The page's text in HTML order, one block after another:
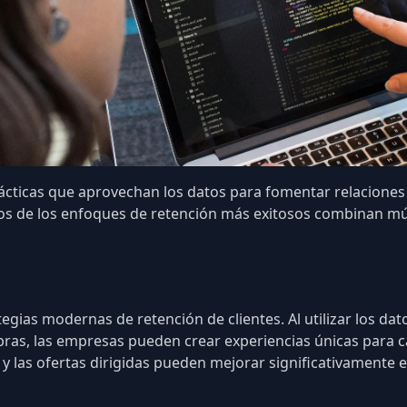
que aprovechan los datos para fomentar
de los enfoques de retención más exitosos combinan
modernas de retención de clientes. Al utilizar los
las empresas pueden crear experiencias únicas para
y las ofertas dirigidas pueden mejorar significativamente